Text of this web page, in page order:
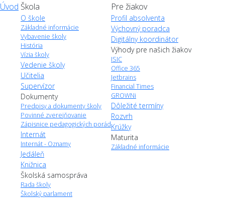
Úvod Škola
O škole
Základné informácie
Vybavenie školy
História
Vízia školy
Vedenie školy
Učitelia
Supervízor
Dokumenty
Predpisy a dokumenty školy
Povinné zverejňovanie
Zápisnice pedagogických porád
Internát
Internát - Oznamy
Jedáleň
Knižnica
Školská samospráva
Rada školy
Školský parlament
Pre žiakov
Profil absolventa
Výchovný poradca
Digitálny koordinátor
Výhody pre našich žiakov
ISIC
Office 365
Jetbrains
Financial Times
GROWNi
Dôležité termíny
Rozvrh
Krúžky
Maturita
Základné informácie